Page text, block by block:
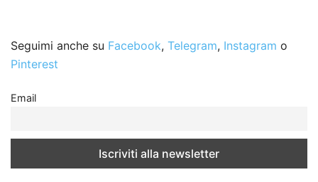
Seguimi anche su Facebook, Telegram, Instagram o
Pinterest
Email